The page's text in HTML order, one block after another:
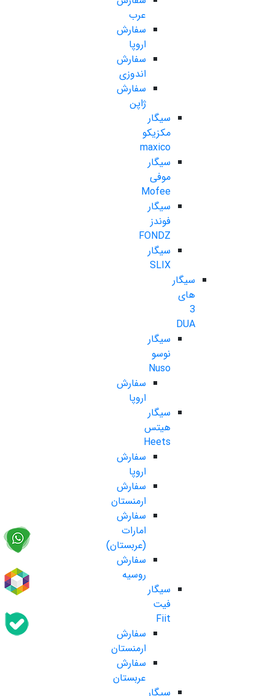
عرب
سفارش
اروپا
سفارش
اندوزی
سفارش
ژاپن
سیگار
مکزیکو
maxico
سیگار
موفی
Mofee
سیگار
فوندز
FONDZ
سیگار
SLIX
سیگار
های
3
DUA
سیگار
نوسو
Nuso
سفارش
اروپا
سیگار
هیتس
Heets
سفارش
اروپا
سفارش
ارمنستان
سفارش
امارات
(عربستان)
سفارش
روسیه
سیگار
فیت
Fiit
سفارش
ارمنستان
سفارش
عربستان
سیگار